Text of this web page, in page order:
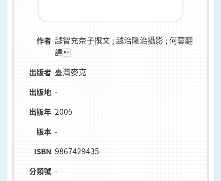
作者 越智充奈子撰文 ; 越治隆治攝影 ; 何蓉翻
譯
出版者 臺灣麥克
出版地 -
出版年 2005
版本 -
ISBN 9867429435
分類號 -